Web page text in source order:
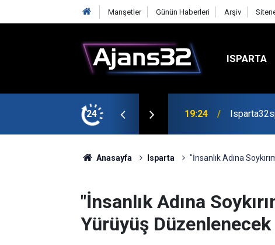
Manşetler Günün Haberleri Arşiv
ISPARTA
24
Maçıyla Başlıyor 19:22 Isparta
Anasayfa Isparta "İnsanlık Adına
"İnsanlık Adına
Yürüyüş Düzenlenecek